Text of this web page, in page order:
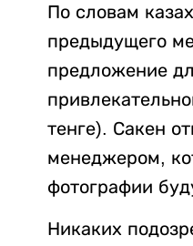
По словам
предыдущего
предложение
тенге). Сакен
менеджером,
фотографии
Никаких